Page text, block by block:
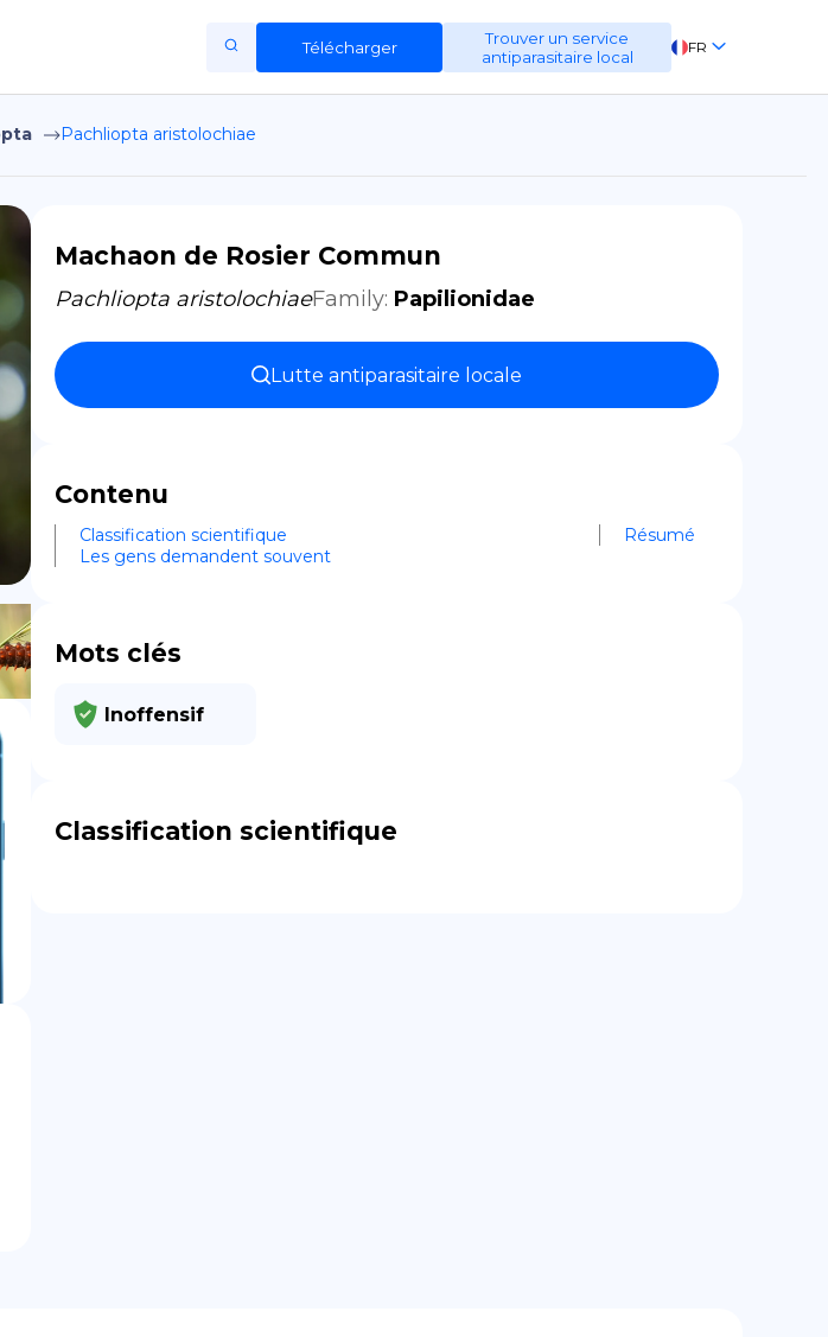
Télécharger
Trouver un service
antiparasitaire local
FR
EN
of Use
Policy
ES
DE
© Niro ID
Pachliopta aristolochiae
Machaon de Rosier Commun
Pachliopta aristolochiaeFamily: Papilionidae
Lutte antiparasitaire locale
Contenu
Classification scientifique
Résumé
Les gens demandent souvent
Mots clés
Inoffensif
Classification scientifique